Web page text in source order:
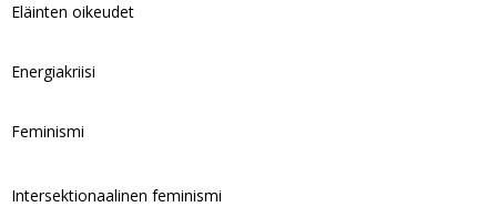
Eläinten oikeudet
Energiakriisi
Feminismi
Intersektionaalinen feminismi